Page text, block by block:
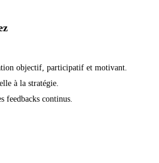
objectif, participatif et motivant.
à la stratégie.
feedbacks continus.